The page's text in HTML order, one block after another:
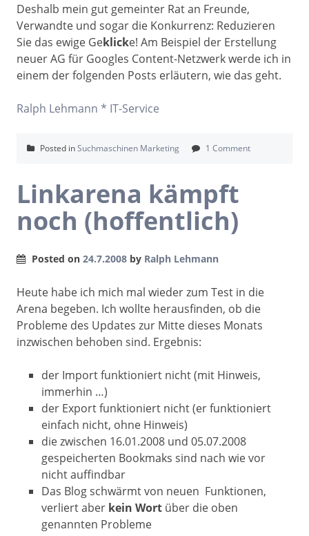
Deshalb mein gut gemeinter Rat an Freunde,
Verwandte und sogar die Konkurrenz: Reduzieren
Sie das ewige Geklicke! Am Beispiel der Erstellung
neuer AG für Googles Content-Netzwerk werde ich in
einem der folgenden Posts erläutern, wie das geht.
Ralph Lehmann * IT-Service
Posted inSuchmaschinen Marketing 1 Comment
Linkarena kämpft
noch (hoffentlich)
Posted on 24.7.2008 by Ralph Lehmann
Heute habe ich mich mal wieder zum Test in die
Arena begeben. Ich wollte herausfinden, ob die
Probleme des Updates zur Mitte dieses Monats
inzwischen behoben sind. Ergebnis:
der Import funktioniert nicht (mit Hinweis,
immerhin …)
der Export funktioniert nicht (er funktioniert
einfach nicht, ohne Hinweis)
die zwischen 16.01.2008 und 05.07.2008
gespeicherten Bookmaks sind nach wie vor
nicht auffindbar
Das Blog schwärmt von neuen Funktionen,
verliert aber kein Wort über die oben
genannten Probleme